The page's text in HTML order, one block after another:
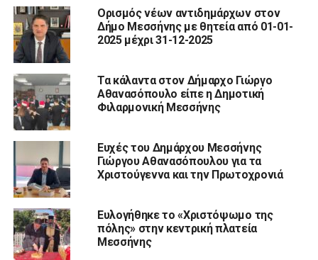
Ορισμός νέων αντιδημάρχων στον
Δήμο Μεσσήνης με θητεία από 01-01-
2025 μέχρι 31-12-2025
Τα κάλαντα στον Δήμαρχο Γιώργο
Αθανασόπουλο είπε η Δημοτική
Φιλαρμονική Μεσσήνης
Ευχές του Δημάρχου Μεσσήνης
Γιώργου Αθανασόπουλου για τα
Χριστούγεννα και την Πρωτοχρονιά
Ευλογήθηκε το «Χριστόψωμο της
πόλης» στην κεντρική πλατεία
Μεσσήνης